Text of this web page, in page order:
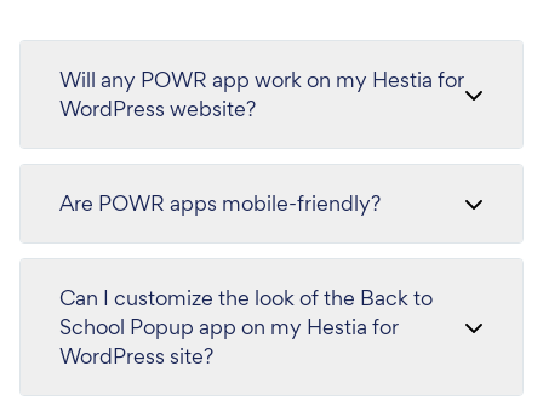
Will any POWR app work on my Hestia for
WordPress website?
Are POWR apps mobile-friendly?
Can I customize the look of the Back to
School Popup app on my Hestia for
WordPress site?